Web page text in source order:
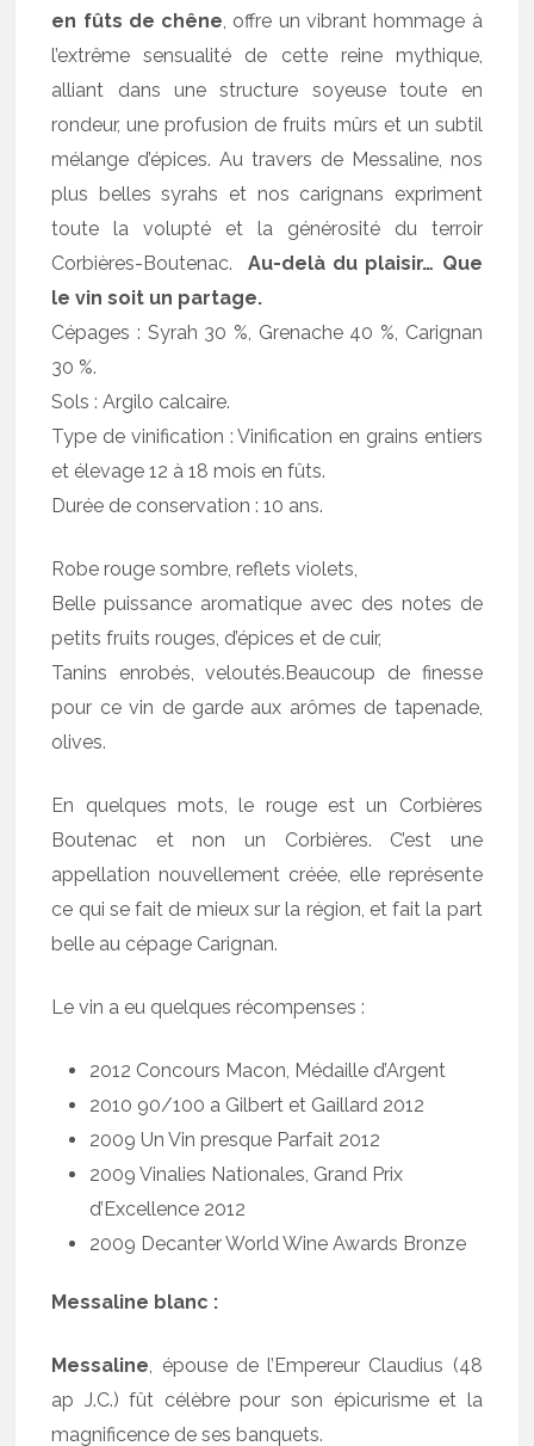
en fûts de chêne, offre un vibrant hommage à
l’extrême sensualité de cette reine mythique,
alliant dans une structure soyeuse toute en
rondeur, une profusion de fruits mûrs et un subtil
mélange d’épices. Au travers de Messaline, nos
plus belles syrahs et nos carignans expriment
toute la volupté et la générosité du terroir
Corbières-Boutenac. Au-delà du plaisir… Que
le vin soit un partage.
Cépages : Syrah 30 %, Grenache 40 %, Carignan
30 %.
Sols : Argilo calcaire.
Type de vinification : Vinification en grains entiers
et élevage 12 à 18 mois en fûts.
Durée de conservation : 10 ans.
Robe rouge sombre, reflets violets,
Belle puissance aromatique avec des notes de
petits fruits rouges, d’épices et de cuir,
Tanins enrobés, veloutés.Beaucoup de finesse
pour ce vin de garde aux arômes de tapenade,
olives.
En quelques mots, le rouge est un Corbières
Boutenac et non un Corbières. C’est une
appellation nouvellement créée, elle représente
ce qui se fait de mieux sur la région, et fait la part
belle au cépage Carignan.
Le vin a eu quelques récompenses :
2012 Concours Macon, Médaille d’Argent
2010 90/100 a Gilbert et Gaillard 2012
2009 Un Vin presque Parfait 2012
2009 Vinalies Nationales, Grand Prix
d’Excellence 2012
2009 Decanter World Wine Awards Bronze
Messaline blanc :
Messaline, épouse de l’Empereur Claudius (48
ap J.C.) fût célèbre pour son épicurisme et la
magnificence de ses banquets.